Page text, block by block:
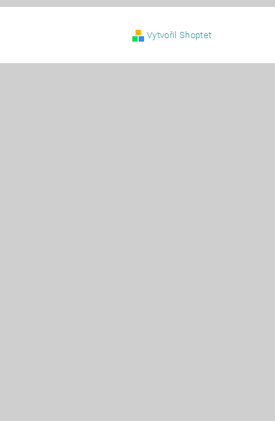
Vytvořil Shoptet